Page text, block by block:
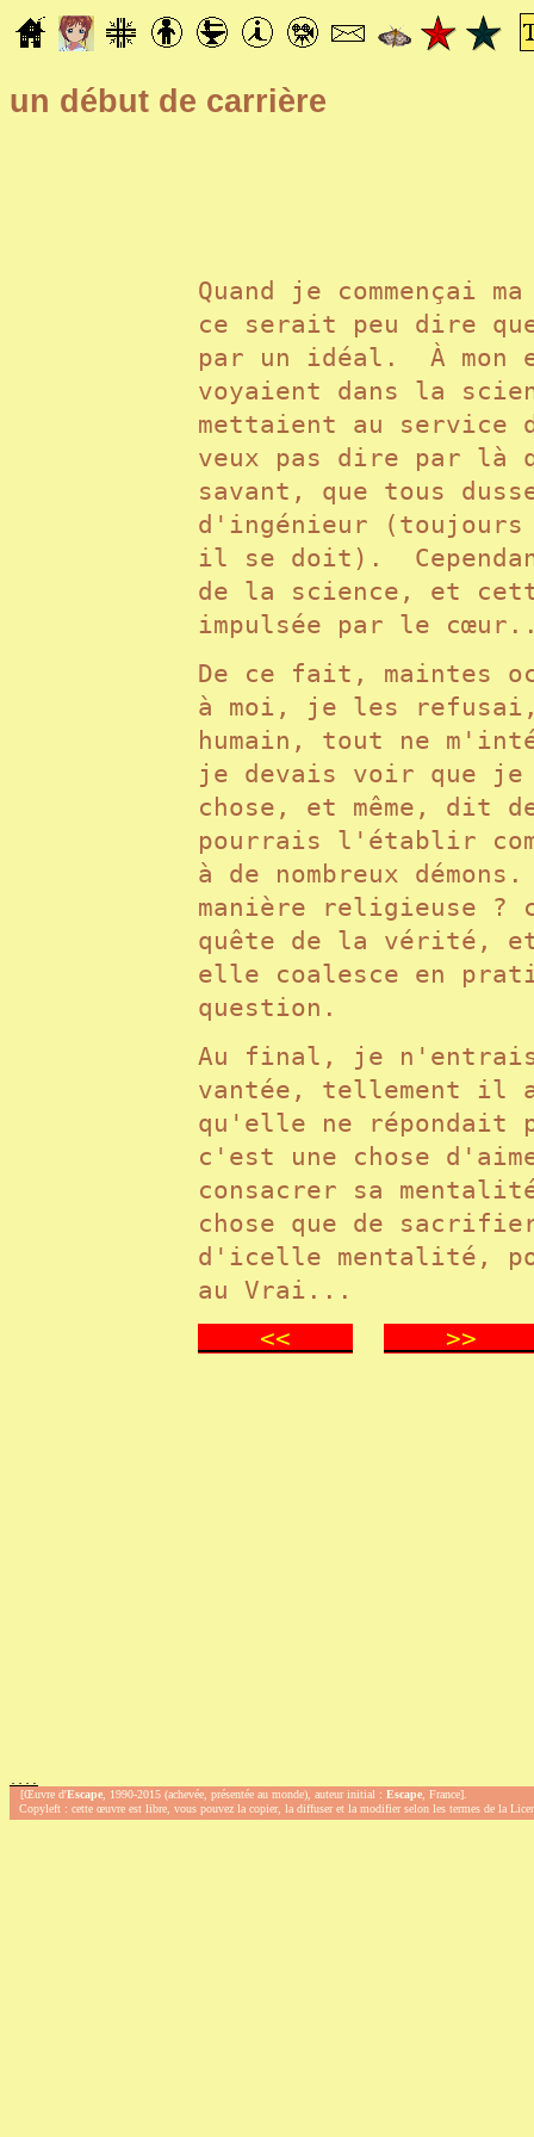
un début de carrière
Quand je commençai
ce serait peu dire
par un idéal. À mon
voyaient dans la
mettaient au service
veux pas dire par là
savant, que tous
d'ingénieur (toujours
il se doit).
de la science, et
impulsée par le
De ce fait, maintes
à moi, je les refusai,
humain, tout ne
je devais voir que je
chose, et même, dit
pourrais l'établir
à de nombreux
manière religieuse ?
quête de la vérité,
elle coalesce en
question.
Au final, je
vantée, tellement il
qu'elle ne répondait
c'est une chose
consacrer sa
chose que de
d'icelle mentalité,
au Vrai...
<<
[Œuvre d'Escape, 1990-2015 (achevée, présentée au monde), auteur initial :Escape, France].
Copyleft : cette œuvre est libre, vous pouvez la copier, la diffuser et la modifier selon les termes de la